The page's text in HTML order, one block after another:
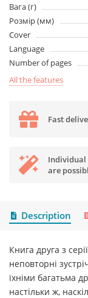
Вага (г)
Розмір (мм)
Cover
Language
Number of pages
All the features
Fast
Individual
are
Description
Книга друга з
неповторні
їхніми багатьма
настільки ж,